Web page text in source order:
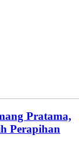
Pratama,
Perapihan